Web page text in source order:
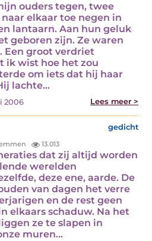
ouders tegen, twee
elkaar toe negen in
lantaarn. Aan hun geluk
geboren zijn. Ze waren
Een groot verdriet
ik wist hoe het zou
om iets dat hij haar
lachte…
2006 Lees meer >
gedicht
13.013
dat zij altijd worden
werelden
deze ene, aarde. De
van dagen het verre
en de rest geen
elkaars schaduw. Na het
ze te slapen in
muren…